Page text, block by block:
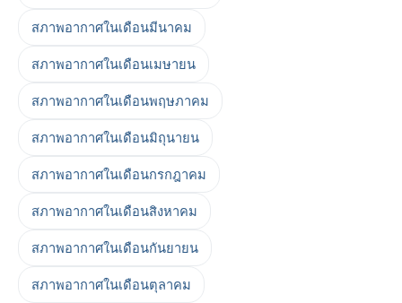
สภาพอากาศในเดือนมีนาคม
สภาพอากาศในเดือนเมษายน
สภาพอากาศในเดือนพฤษภาคม
สภาพอากาศในเดือนมิถุนายน
สภาพอากาศในเดือนกรกฎาคม
สภาพอากาศในเดือนสิงหาคม
สภาพอากาศในเดือนกันยายน
สภาพอากาศในเดือนตุลาคม